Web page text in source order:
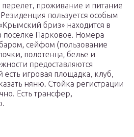
перелет, проживание и питание
пользуется особым
бриз» находится в
поселке Парковое. Номера
сейфом (пользование
полотенца, белье и
предоставляются
есть игровая площадка, клуб,
няню. Стойка регистрации
Есть трансфер,